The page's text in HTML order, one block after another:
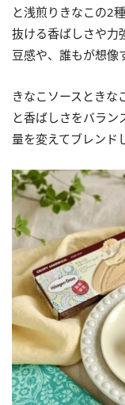
と浅煎りきなこの2
抜ける香ばしさや力
豆感や、誰もが想像
きなこソースときな
と香ばしさをバラ
量を変えてブレンド